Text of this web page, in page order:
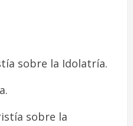
sobre la Idolatría.
sobre la